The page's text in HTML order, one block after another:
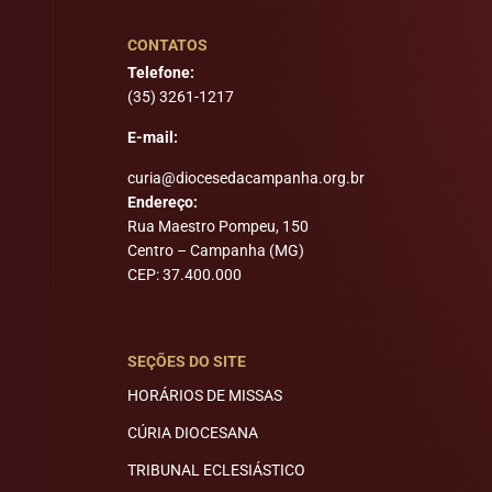
CONTATOS
Telefone:
(35) 3261-1217
E-mail:
curia@diocesedacampanha.org.br
Endereço:
Rua Maestro Pompeu, 150
Centro – Campanha (MG)
CEP: 37.400.000
SEÇÕES DO SITE
HORÁRIOS DE MISSAS
CÚRIA DIOCESANA
TRIBUNAL ECLESIÁSTICO